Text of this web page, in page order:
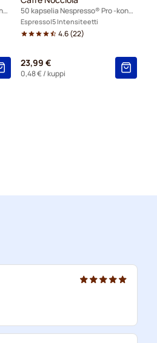
50 kapselia Nespresso® Pro -koneisiin 50 kapselia Nespresso® Pro -koneisiin
Espresso 5 Intensiteetti
4.6(22)
23,99 €
0,48 €/ kuppi